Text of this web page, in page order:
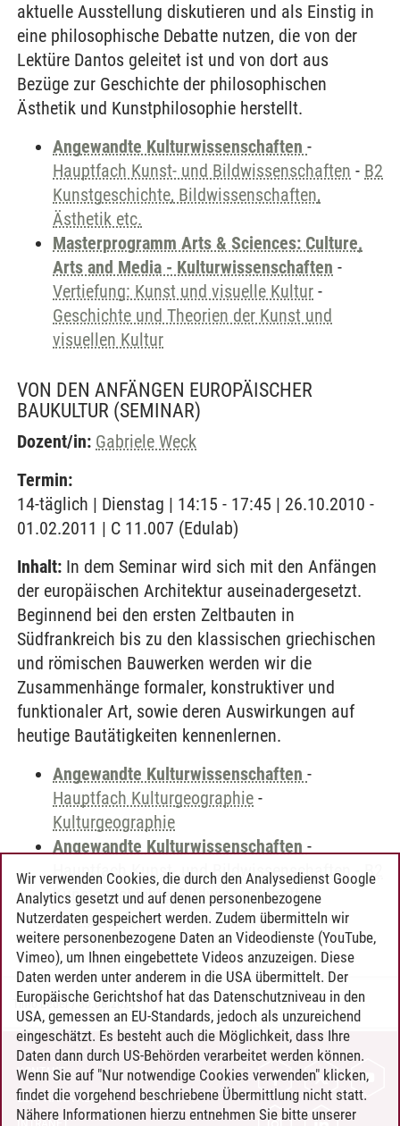
aktuelle Ausstellung diskutieren und als Einstig in
eine philosophische Debatte nutzen, die von der
Lektüre Dantos geleitet ist und von dort aus
Bezüge zur Geschichte der philosophischen
Ästhetik und Kunstphilosophie herstellt.
Angewandte Kulturwissenschaften -
Hauptfach Kunst- und Bildwissenschaften - B2
Kunstgeschichte, Bildwissenschaften,
Ästhetik etc.
Masterprogramm Arts & Sciences: Culture,
Arts and Media - Kulturwissenschaften -
Vertiefung: Kunst und visuelle Kultur -
Geschichte und Theorien der Kunst und
visuellen Kultur
VON DEN ANFÄNGEN EUROPÄISCHER
BAUKULTUR (SEMINAR)
Dozent/in: Gabriele Weck
Termin:
14-täglich | Dienstag | 14:15 - 17:45 | 26.10.2010 -
01.02.2011 | C 11.007 (Edulab)
Inhalt: In dem Seminar wird sich mit den Anfängen
der europäischen Architektur auseinadergesetzt.
Beginnend bei den ersten Zeltbauten in
Südfrankreich bis zu den klassischen griechischen
und römischen Bauwerken werden wir die
Zusammenhänge formaler, konstruktiver und
funktionaler Art, sowie deren Auswirkungen auf
heutige Bautätigkeiten kennenlernen.
Angewandte Kulturwissenschaften -
Hauptfach Kulturgeographie -
Kulturgeographie
Angewandte Kulturwissenschaften -
Hauptfach Kunst- und Bildwissenschaften-B2
Kunstgeschichte, Bildwissenschaften,
Ästhetik etc.
Timo Leder/30.06.2024
KONTAKT
LEUPHANA ALS ARBEITGEBER
Wir verwenden Cookies, die durch den Analysedienst Google
Analytics gesetzt und auf denen personenbezogene
Nutzerdaten gespeichert werden. Zudem übermitteln wir
weitere personenbezogene Daten an Videodienste (YouTube,
Vimeo), um Ihnen eingebettete Videos anzuzeigen. Diese
Daten werden unter anderem in die USA übermittelt. Der
Europäische Gerichtshof hat das Datenschutzniveau in den
USA, gemessen an EU-Standards, jedoch als unzureichend
eingeschätzt. Es besteht auch die Möglichkeit, dass Ihre
Daten dann durch US-Behörden verarbeitet werden können.
Wenn Sie auf "Nur notwendige Cookies verwenden" klicken,
findet die vorgehend beschriebene Übermittlung nicht statt.
Nähere Informationen hierzu entnehmen Sie bitte unserer